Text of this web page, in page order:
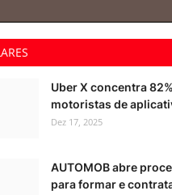
Uber X concentra
motoristas de
Dez 17, 2025
AUTOMOB abre
para formar e